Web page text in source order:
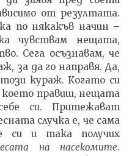
от резултата.
по някакъв начин –
чувствам нещата,
Сега осъзнавам, че
за да го направя. Да,
кураж. Когато си
което правиш, нещата
си. Притежават
случка е, че сама
си и така получих
на насекомите.